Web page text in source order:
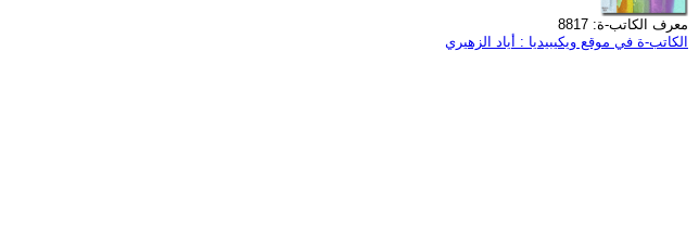
معرف الكاتب-ة: 8817
الكاتب-ة في موقع ويكيبيديا : أياد الزهيري